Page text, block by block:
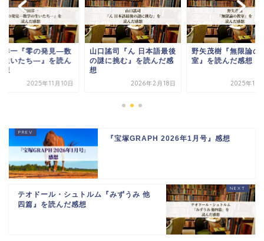
洋一『零の発見―数
生いたち―』を読ん
想
2025年11月10日
山口謠司『ん 日本語最後
の謎に挑む』を読んだ感
想
2026年2月18日
野矢茂樹『無限論の
室』を読んだ感想
2025年10
『宝塚GRAPH 2026年1月号』感想
テオドール・シュトルム『みずうみ 他
四篇』を読んだ感想